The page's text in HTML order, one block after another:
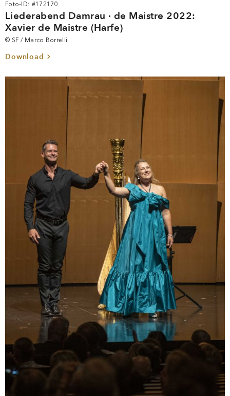
Foto-ID: #172170
Liederabend Damrau · de Maistre 2022:
Xavier de Maistre (Harfe)
© SF / Marco Borrelli
Download